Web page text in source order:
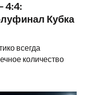
4:4:
Кубка
всегда
количество